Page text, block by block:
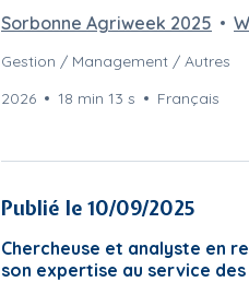
Sorbonne Agriweek 2025
Gestion / Management / Autres
2026
18 min 13 s Français
Publié le 10/09/2025
Chercheuse et analyste en
son expertise au service